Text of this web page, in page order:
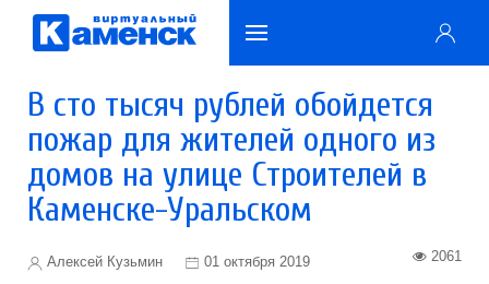
В сто тысяч рублей обойдется
пожар для жителей одного из
домов на улице Строителей в
Каменске-Уральском
Алексей Кузьмин 01 октября 2019 2061